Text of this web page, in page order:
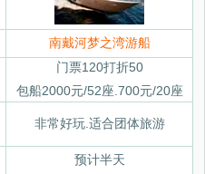
南戴河梦之湾游船
门票120打折50
包船2000元/52座.700元/20座
非常好玩.适合团体旅游
预计半天